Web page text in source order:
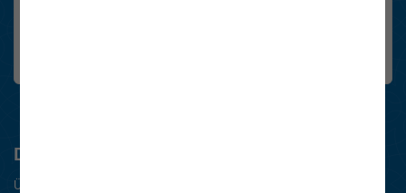
Die E-Control
Über das Unternehmen